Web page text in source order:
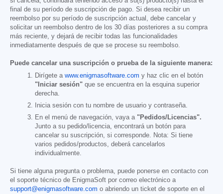
final de su período de suscripción de pago. Si desea recibir un
reembolso por su período de suscripción actual, debe cancelar y
solicitar un reembolso dentro de los 30 días posteriores a su compra
más reciente, y dejará de recibir todas las funcionalidades
inmediatamente después de que se procese su reembolso.
Puede cancelar una suscripción o prueba de la siguiente manera:
Dirígete a www.enigmasoftware.com y haz clic en el botón
"Iniciar sesión" que se encuentra en la esquina superior
derecha.
Inicia sesión con tu nombre de usuario y contraseña.
En el menú de navegación, vaya a "Pedidos/Licencias".
Junto a su pedido/licencia, encontrará un botón para
cancelar su suscripción, si corresponde. Nota: Si tiene
varios pedidos/productos, deberá cancelarlos
individualmente.
Si tiene alguna pregunta o problema, puede ponerse en contacto con
el soporte técnico de EnigmaSoft por correo electrónico a
support@enigmasoftware.com o abriendo un ticket de soporte en el